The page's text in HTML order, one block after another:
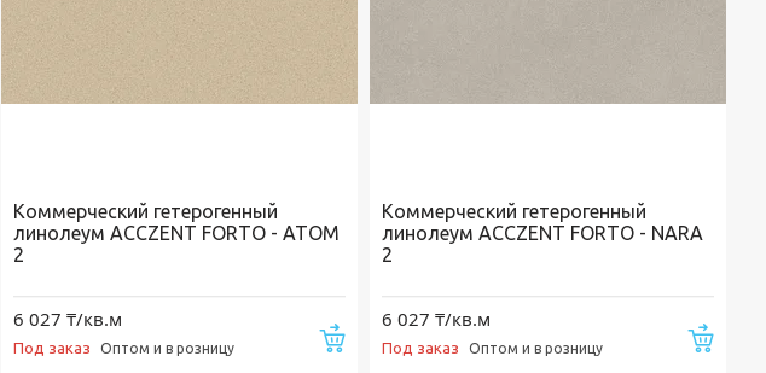
Купить
Коммерческий гетерогенный
линолеум ACCZENT FORTO - ATOM
2
6 027 ₸/кв.м
Под заказ Оптом и в розницу Купить
Коммерческий гетерогенный
линолеум ACCZENT FORTO - NARA
2
6 027 ₸/кв.м
Под заказ Оптом и в розницу